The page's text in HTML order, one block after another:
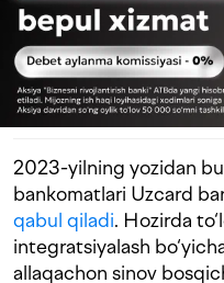
2023-yilning yozidan
bankomatlari Uzcard
qabul qiladi. Hozirda
integratsiyalash
allaqachon sinov